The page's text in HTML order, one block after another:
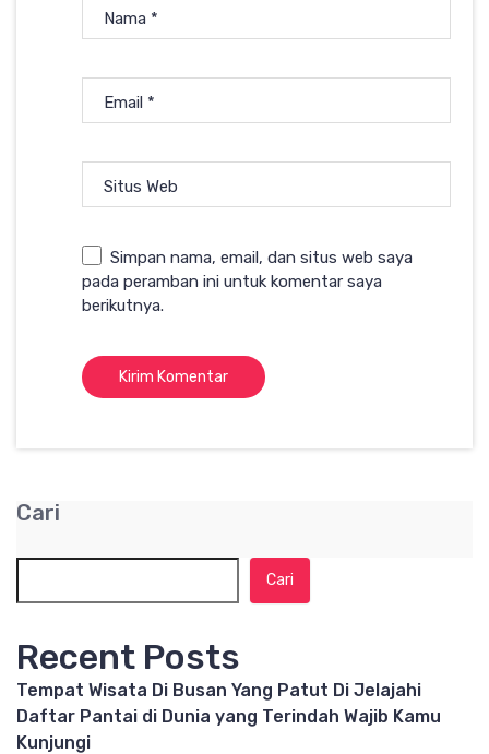
Nama *
Email *
Situs Web
Simpan nama, email, dan situs web saya
pada peramban ini untuk komentar saya
berikutnya.
Cari
Cari
Recent Posts
Tempat Wisata Di Busan Yang Patut Di Jelajahi
Daftar Pantai di Dunia yang Terindah Wajib Kamu
Kunjungi